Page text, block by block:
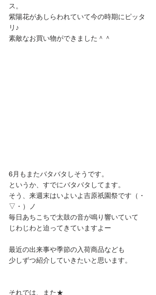
ス。
紫陽花があしらわれていて今の時期にピッタ
リ♪
素敵なお買い物ができました＾＾
6月もまたバタバタしそうです。
というか、すでにバタバタしてます。
そう、来週末はいよいよ吉原祇園祭です（・
▽・）ノ
毎日あちこちで太鼓の音が鳴り響いていて
じわじわと迫ってきていますよー
最近の出来事や季節の入荷商品なども
少しずつ紹介していきたいと思います。
それでは、また★